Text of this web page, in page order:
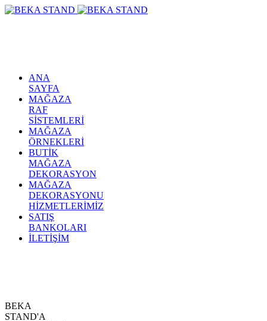
ANA
SAYFA
MAĞAZA
RAF
SİSTEMLERİ
MAĞAZA
ÖRNEKLERİ
BUTİK
MAĞAZA
DEKORASYON
MAĞAZA
DEKORASYONU
HİZMETLERİMİZ
SATIŞ
BANKOLARI
İLETİŞİM
BEKA
STAND'A